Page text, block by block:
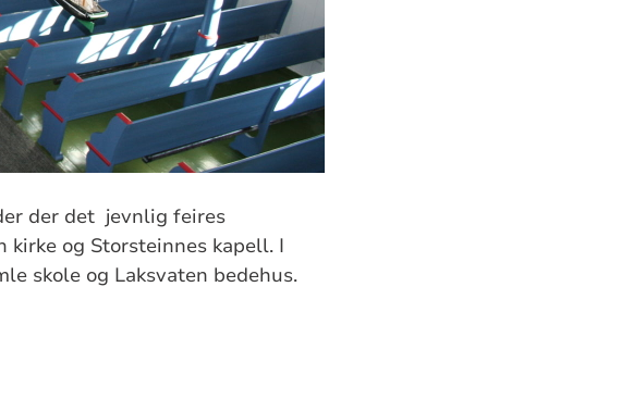
der det jevnlig feires
kirke og Storsteinnes kapell. I
skole og Laksvaten bedehus.